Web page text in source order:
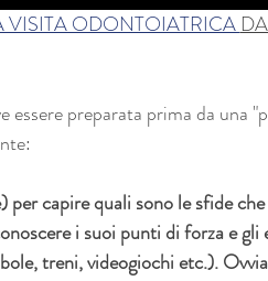
VISITA ODONTOIATRICA
essere preparata prima da una
capire quali sono le sfide
i suoi punti di forza e gli
treni, videogiochi etc.).